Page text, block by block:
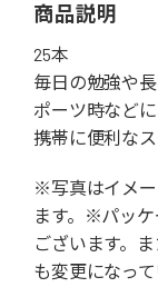
商品説明
25本
毎日の勉強や
ポーツ時など
携帯に便利なス
※写真はイメ
ます。※パッ
ございます。
も変更になっ